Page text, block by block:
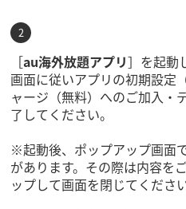
［au海外放題アプリ］を起動
画面に従いアプリの初期設定
ャージ（無料）へのご加入・
了してください。
※起動後、ポップアップ画面
があります。その際は内容を
ップして画面を閉じてください